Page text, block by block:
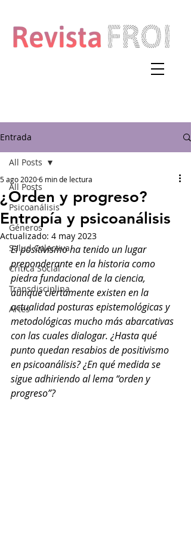
Entrada
All Posts
Psicoanálisis
Géneros
Salud Colectiva
Crítica Social
Transdisciplina
Artes
All Posts
¿Orden y progreso?
Entropía y psicoanálisis
5 ago 20206 min de lectura
Actualizado: 4 may 2023
El positivismo ha tenido un lugar
preponderante en la historia como
piedra fundacional de la ciencia,
aunque ciertamente existen en la
actualidad posturas epistemológicas y
metodológicas mucho más abarcativas
con las cuales dialogar. ¿Hasta qué
punto quedan resabios de positivismo
en psicoanálisis? ¿En qué medida se
sigue adhiriendo al lema “orden y
progreso”?